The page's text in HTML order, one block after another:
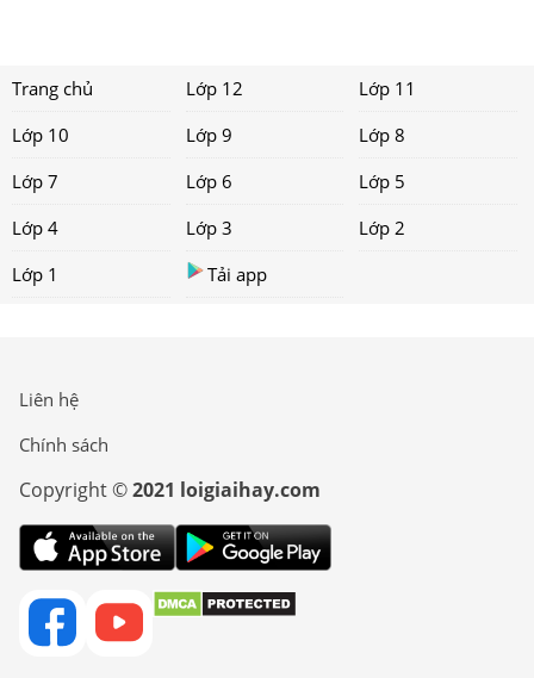
Trang chủ Lớp 12
Lớp 11
Lớp 10
Lớp 9
Lớp 8
Lớp 7
Lớp 6
Lớp 5
Lớp 4
Lớp 3
Lớp 2
Lớp 1
Tải app
Liên hệ
Chính sách
Copyright ©2021 loigiaihay.com